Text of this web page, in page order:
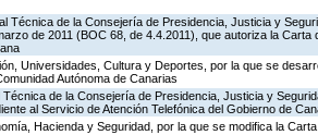
Técnica de la Consejería de Presidencia, Justicia y
de 2011 (BOC 68, de 4.4.2011), que autoriza la
Universidades, Cultura y Deportes, por la que se
Autónoma de Canarias
de la Consejería de Presidencia, Justicia y
al Servicio de Atención Telefónica del Gobierno de
Hacienda y Seguridad, por la que se modifica la